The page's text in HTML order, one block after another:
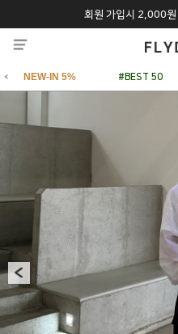
회원 가입시 2,000원
추석 특별 할인 10~20%
NEW-IN 5% #BEST 50